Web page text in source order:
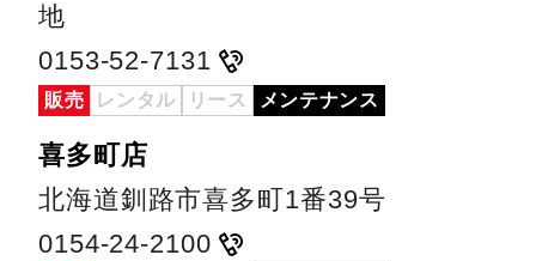
地
0153-52-7131
販売 レンタル リース メンテナンス
喜多町店
北海道釧路市喜多町1番39号
0154-24-2100